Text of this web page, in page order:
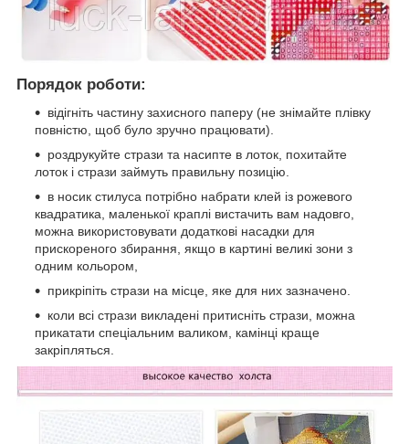
Порядок роботи:
відігніть частину захисного паперу (не знімайте плівку
повністю, щоб було зручно працювати).
роздрукуйте стрази та насипте в лоток, похитайте
лоток і стрази займуть правильну позицію.
в носик стилуса потрібно набрати клей із рожевого
квадратика, маленької краплі вистачить вам надовго,
можна використовувати додаткові насадки для
прискореного збирання, якщо в картині великі зони з
одним кольором,
прикріпіть стрази на місце, яке для них зазначено.
коли всі стрази викладені притисніть стрази, можна
прикатати спеціальним валиком, камінці краще
закріпляться.